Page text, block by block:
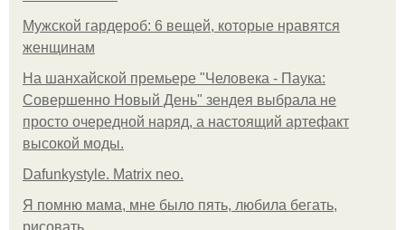
Мужской гардероб: 6 вещей, которые нравятся
женщинам
На шанхайской премьере "Человека - Паука:
Совершенно Новый День" зендея выбрала не
просто очередной наряд, а настоящий артефакт
высокой моды.
Dafunkystyle. Matrix neo.
Я помню мама, мне было пять, любила бегать,
рисовать.